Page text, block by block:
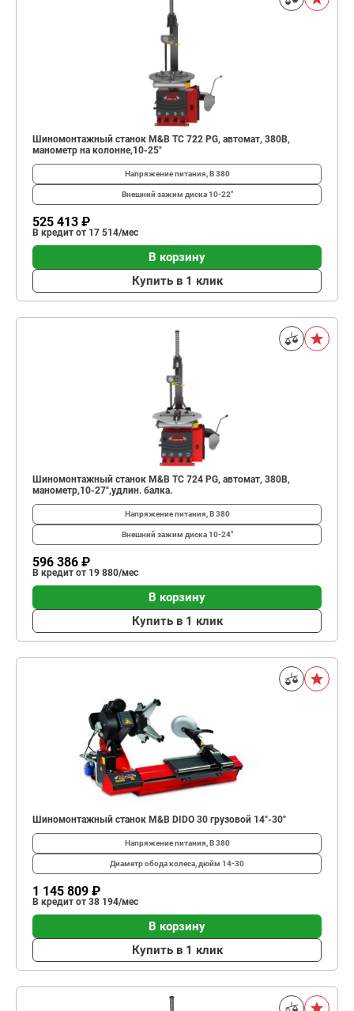
Шиномонтажный станок M&B TC 722 PG, автомат, 380В,
манометр на колонне,10-25"
Напряжение питания, В380
Внешний зажим диска10-22"
525 413 ₽
В кредит от 17 514/мес
В корзину
Купить в 1 клик
Шиномонтажный станок M&B TC 724 PG, автомат, 380В,
манометр,10-27",удлин. балка.
Напряжение питания, В380
Внешний зажим диска10-24"
596 386 ₽
В кредит от 19 880/мес
В корзину
Купить в 1 клик
Шиномонтажный станок M&B DIDO 30 грузовой 14"-30"
Напряжение питания, В380
Диаметр обода колеса, дюйм 14-30
1 145 809 ₽
В кредит от 38 194/мес
В корзину
Купить в 1 клик